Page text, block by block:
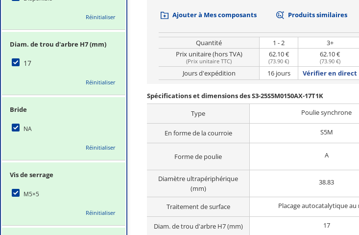
Réinitialiser
Diam. de trou d'arbre H7 (mm)
17
Réinitialiser
Bride
NA
Réinitialiser
Vis de serrage
M5×5
Réinitialiser
Ajouter à Mes composants Produits similaires
Quantité 1 - 2
3+
Prix unitaire (hors TVA)
(Prix unitaire TTC)
62.10 €
(73.90 €)
62.10 €
(73.90 €)
Jours d'expédition 16 jours Vérifier en direct
Spécifications et dimensions des S3-25S5M0150AX-17T1K
Type
Poulie synchrone
En forme de la courroie S5M
Forme de poulie A
Diamètre ultrapériphérique
(mm)
38.83
Traitement de surface Placage autocatalytique au
Diam. de trou d'arbre H7 (mm) 17